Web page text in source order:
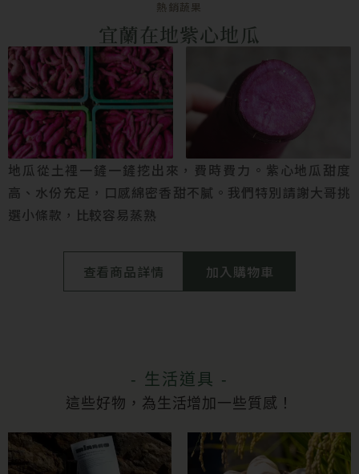
熱銷蔬果
宜蘭在地紫心地瓜
地瓜從土裡一鏟一鏟挖出來，費時費力。紫心地瓜甜度
高、水份充足，口感綿密香甜不膩。我們特別請謝大哥挑
選小條款，比較容易蒸熟
查看商品詳情 加入購物車
- 生活道具 -
這些好物，為生活增加一些質感！